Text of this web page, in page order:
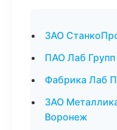
ЗАО
ПАО Лаб
Фабрика Лаб
ЗАО
Воронеж